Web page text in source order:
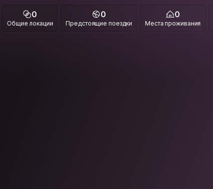
0
Общие локации
0
Предстоящие поездки
0
Места проживания